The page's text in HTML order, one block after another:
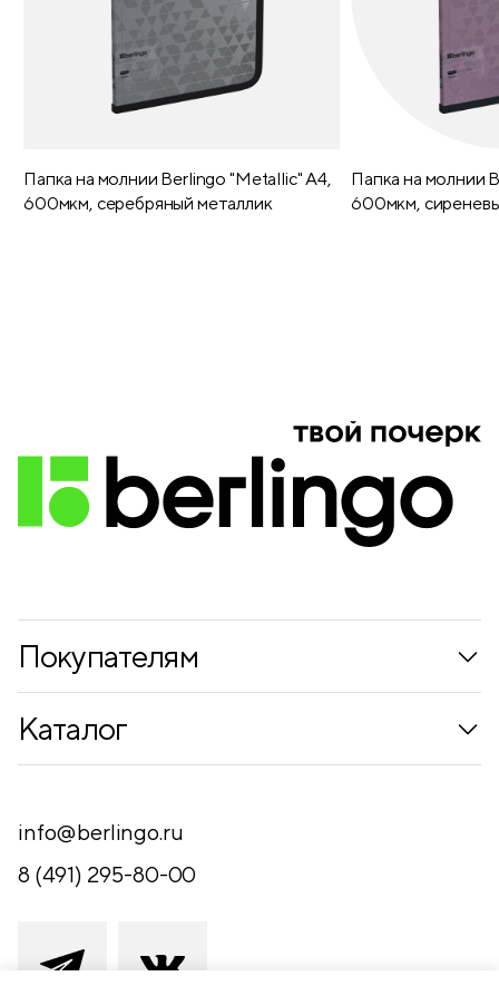
Папка на молнии Berlingo "Metallic" А4,
600мкм, серебряный металлик
Папка на молнии
600мкм,
Покупателям
Контакты
Обратная связь
Каталог
Письменные принадлежности
Канцелярские принадлежности
Чертежные принадлежности
info@berlingo.ru
8 (491) 295-80-00